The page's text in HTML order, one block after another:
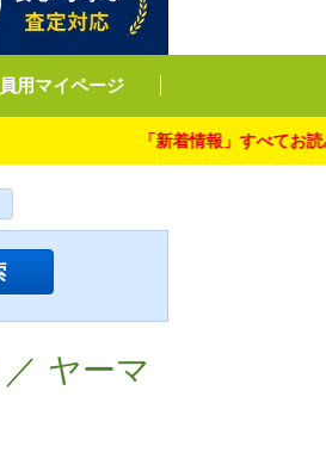
用マイページ
「新着情報」すべてお読み下さい
ヤーマ